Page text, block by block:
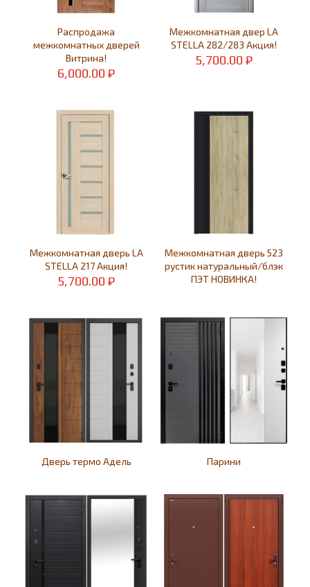
Распродажа
межкомнатных дверей
Витрина!
6,000.00₽
Межкомнатная двер LA
STELLA 282/283 Акция!
5,700.00 ₽
Межкомнатная дверь LA
STELLA 217 Акция!
5,700.00₽
Межкомнатная дверь 523
рустик натуральный/блэк
ПЭТ НОВИНКА!
Дверь термо Адель Парини